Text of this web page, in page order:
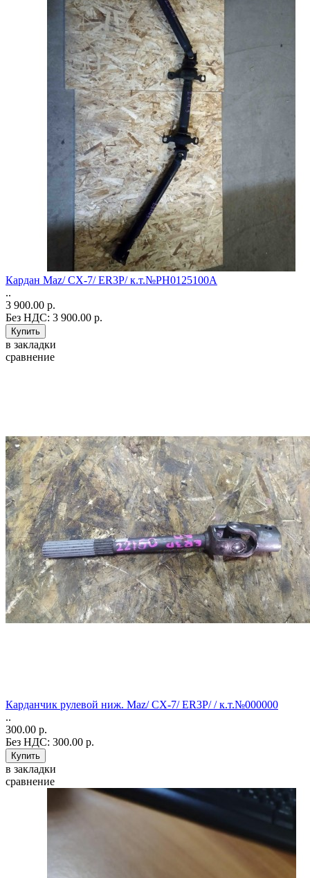
Кардан Maz/ CX-7/ ER3P/ к.т.№PH0125100A
..
3 900.00 р.
Без НДС: 3 900.00 р.
в закладки
сравнение
Карданчик рулевой ниж. Maz/ CX-7/ ER3P/ / к.т.№000000
..
300.00 р.
Без НДС: 300.00 р.
в закладки
сравнение